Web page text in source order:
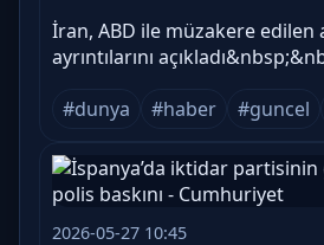
İran, ABD ile müzakere edilen
ayrıntılarını
#dunya
#haber #guncel
2026-05-27 10:45